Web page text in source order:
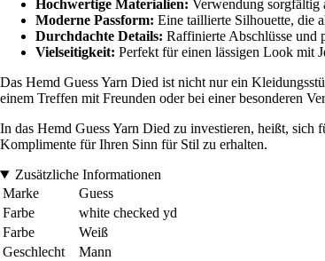
Hochwertige Materialien: Verwendung sorgfältig
Moderne Passform: Eine taillierte Silhouette, die
Durchdachte Details: Raffinierte Abschlüsse und
Vielseitigkeit: Perfekt für einen lässigen Look mit
Das Hemd Guess Yarn Died ist nicht nur ein
einem Treffen mit Freunden oder bei einer besonderen
In das Hemd Guess Yarn Died zu investieren, heißt,
Komplimente für Ihren Sinn für Stil zu erhalten.
Zusätzliche Informationen
Marke
Guess
Farbe
white checked yd
Farbe
Weiß
Geschlecht
Mann